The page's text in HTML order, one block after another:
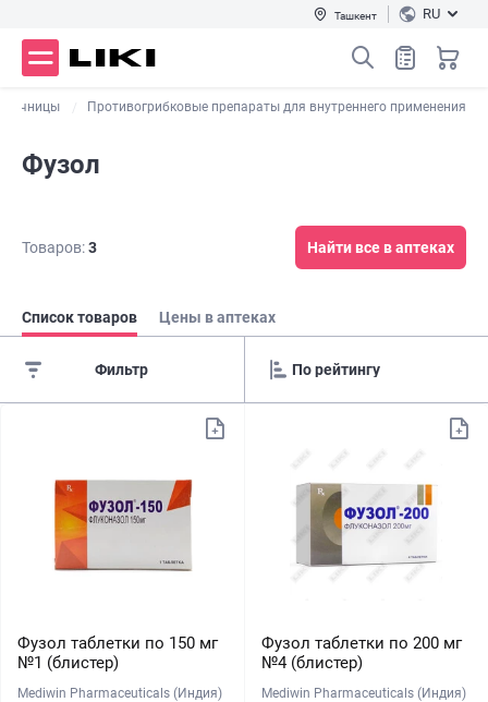
Ташкент RU
Противогрибковые препараты для внутреннего применения
Фузол
Товаров:3 Найти все в аптеках
Список товаров Цены в аптеках
Фильтр
Фузол таблетки по 150 мг
№1 (блистер)
Mediwin Pharmaceuticals (Индия)
Фузол таблетки по 200 мг
№4 (блистер)
Mediwin Pharmaceuticals (Индия)